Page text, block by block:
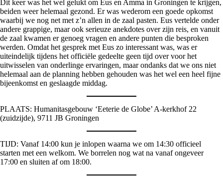
Dit keer was het wel gelukt om Eus en Amma in Groningen te krijgen,
beiden weer helemaal gezond. Er was wederom een goede opkomst
waarbij we nog net met z’n allen in de zaal pasten. Eus vertelde onder
andere grappige, maar ook serieuze anekdotes over zijn reis, en vanuit
de zaal kwamen er genoeg vragen en andere punten die besproken
werden. Omdat het gesprek met Eus zo interessant was, was er
uiteindelijk tijdens het officiële gedeelte geen tijd over voor het
uitwisselen van onderlinge ervaringen, maar ondanks dat we ons niet
helemaal aan de planning hebben gehouden was het wel een heel fijne
bijeenkomst en geslaagde middag.
PLAATS: Humanitasgebouw ‘Eeterie de Globe’ A-kerkhof 22
(zuidzijde), 9711 JB Groningen
TIJD: Vanaf 14:00 kun je inlopen waarna we om 14:30 officieel
starten met een welkom. We borrelen nog wat na vanaf ongeveer
17:00 en sluiten af om 18:00.